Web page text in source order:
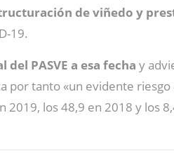
de viñedo y
19.
PASVE a esa fecha y
tanto «un evidente
los 48,9 en 2018 y los